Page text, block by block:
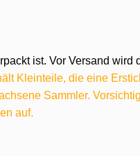
ist. Vor Versand
Kleinteile, die eine
Sammler.
auf.